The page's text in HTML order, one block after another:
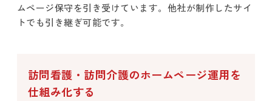
ムページ保守を引き受けています。他社が制作したサイ
トでも引き継ぎ可能です。
訪問看護・訪問介護のホームページ運用を
仕組み化する